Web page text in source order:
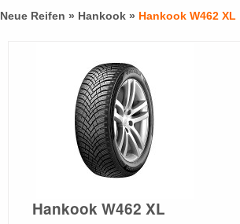
Neue Reifen » Hankook » Hankook W462 XL
Hankook W462 XL